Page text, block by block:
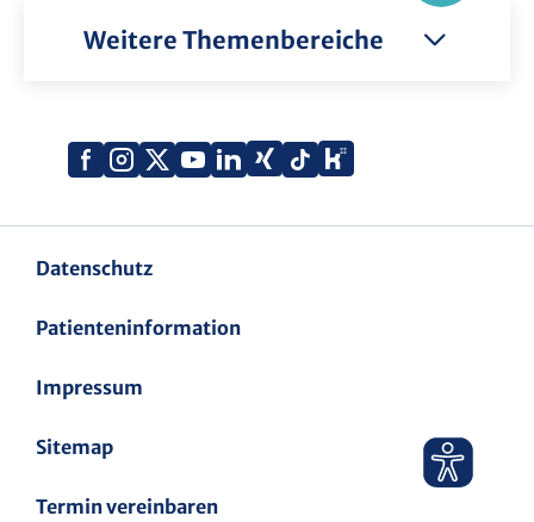
Weitere Themenbereiche
Facebook
Instagram
X
YouTube
LinkedIn
Xing TiktokKununu
Datenschutz
Patienteninformation
Impressum
Sitemap
Termin vereinbaren